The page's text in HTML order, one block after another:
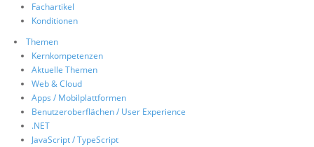
Fachartikel
Konditionen
Themen
Kernkompetenzen
Aktuelle Themen
Web & Cloud
Apps / Mobilplattformen
Benutzeroberflächen / User Experience
.NET
JavaScript / TypeScript